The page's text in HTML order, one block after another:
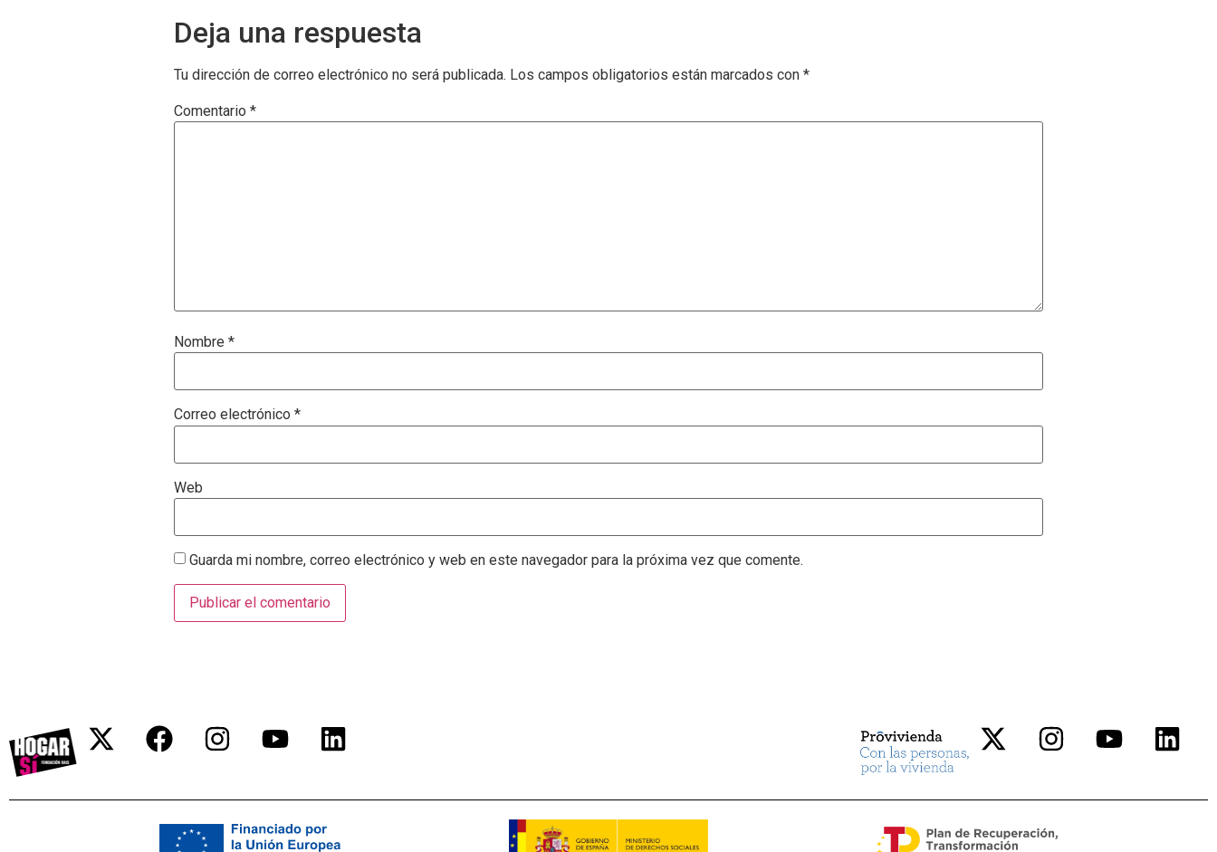
Deja una respuesta
Tu dirección de correo electrónico no será publicada. Los campos obligatorios están marcados con *
Comentario *
Nombre *
Correo electrónico *
Web
Guarda mi nombre, correo electrónico y web en este navegador para la próxima vez que comente.